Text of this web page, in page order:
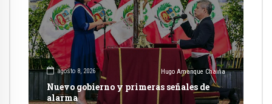
agosto 8, 2026 Hugo Amanque Chaiña
Nuevo gobierno y primeras señales de
alarma